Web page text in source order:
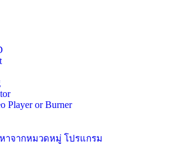
Player or Burner
าจากหมวดหมู่ โปรแกรม